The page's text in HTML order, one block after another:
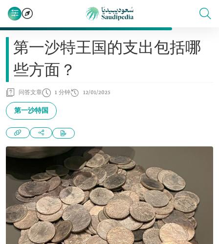
第一沙特王国的支出包括哪
些方面？
问答文章 1 分钟 12/01/2025
第一沙特国